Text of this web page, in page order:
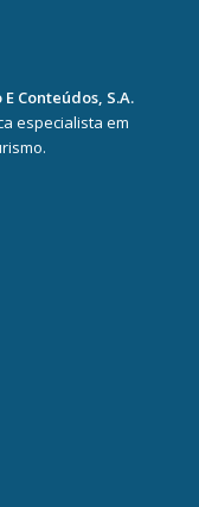
Conteúdos, S.A.
especialista em